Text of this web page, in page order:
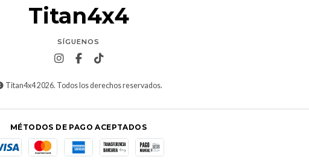
Titan4x4
SÍGUENOS
Titan4x4 2026. Todos los derechos reservados.
MÉTODOS DE PAGO ACEPTADOS